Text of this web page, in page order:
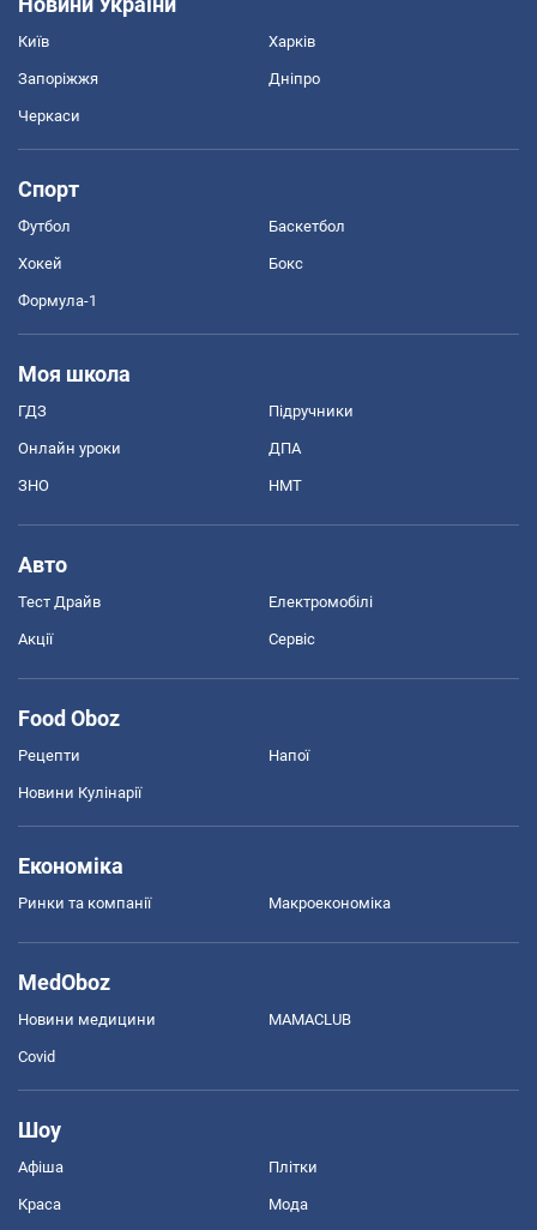
Київ Харків
Запоріжжя Дніпро
Черкаси
Спорт
Футбол Баскетбол
Хокей Бокс
Формула-1
Моя школа
ГДЗ Підручники
Онлайн уроки ДПА
ЗНО НМТ
Авто
Тест Драйв Електромобілі
Акції Сервіс
Food Oboz
Рецепти Напої
Новини Кулінарії
Економіка
Ринки та компанії Макроекономіка
MedOboz
Новини медицини MAMACLUB
Covid
Шоу
Афіша Плітки
Краса Мода